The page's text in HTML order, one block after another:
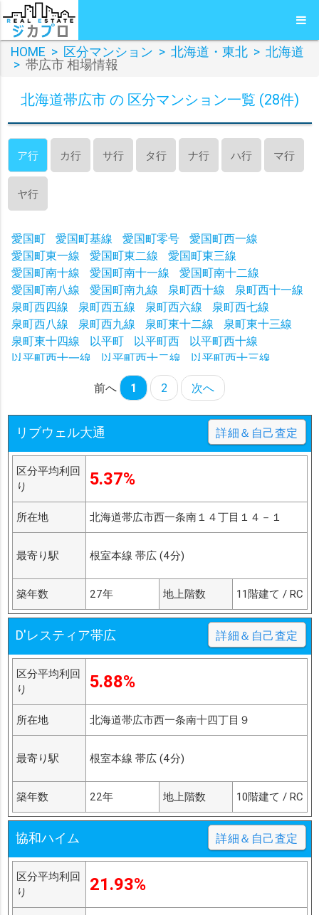
HOME > 区分マンション > 北海道・東北 > 北海道
> 帯広市 相場情報
北海道帯広市 の 区分マンション一覧 (28件)
ア行 カ行 サ行 タ行 ナ行 ハ行 マ行
ヤ行
愛国町 愛国町基線 愛国町零号
愛国町西一線
愛国町東一線
愛国町東二線
愛国町東三線
愛国町南十線
愛国町南十一線
愛国町南十二線
愛国町南八線
愛国町南九線 泉町西十線
泉町西十一線
泉町西四線
泉町西五線 泉町西六線
泉町西七線
泉町西八線
泉町西九線 泉町東十二線
泉町東十三線
泉町東十四線
以平町 以平町西
以平町西十線
以平町西十一線
以平町西十二線
以平町西十三線
以平町西四線
以平町西五線
以平町西七線
以平町西八線
稲田町西三線
稲田町東一線
稲田町東二線
稲田町南八線
岩内町一線
岩内町二線
岩内町三線 岩内町四線
岩内町五線
岩内町第一基線
岩内町西
岩内町西三線
岩内町東二線
岩内町東三線 大川町 大空町
大通北
大通南
稲田町南九線西 稲田町南八線西 稲田町 泉町
前へ 1 2 次へ
リブウェル大通 詳細＆自己査定
区分平均利回
り
5.37%
所在地 北海道帯広市西一条南１４丁目１４－１
最寄り駅 根室本線 帯広 (4分)
築年数 27年 地上階数 11階建て / RC
D'レスティア帯広 詳細＆自己査定
区分平均利回
り
5.88%
所在地 北海道帯広市西一条南十四丁目９
最寄り駅 根室本線 帯広 (4分)
築年数 22年 地上階数 10階建て / RC
協和ハイム 詳細＆自己査定
区分平均利回
り
21.93%